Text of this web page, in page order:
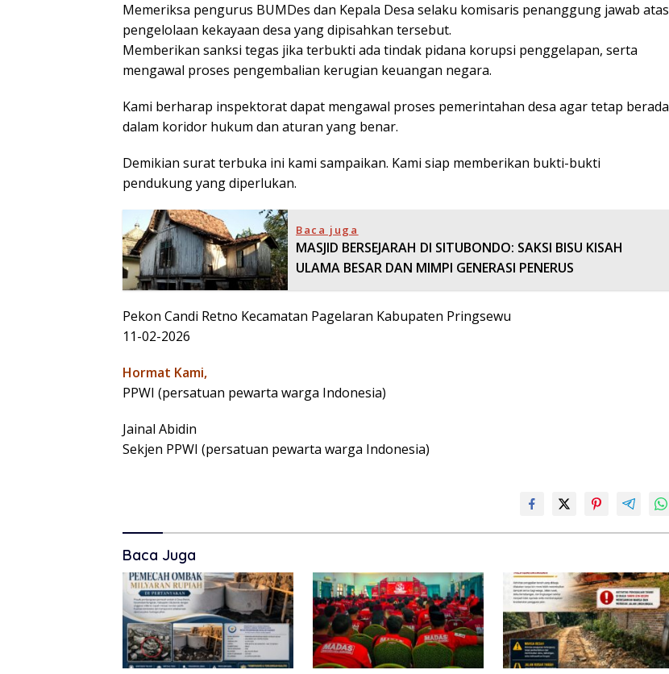
Memeriksa pengurus BUMDes dan Kepala Desa selaku komisaris penanggung jawab atas
pengelolaan kekayaan desa yang dipisahkan tersebut.
Memberikan sanksi tegas jika terbukti ada tindak pidana korupsi penggelapan, serta
mengawal proses pengembalian kerugian keuangan negara.
Kami berharap inspektorat dapat mengawal proses pemerintahan desa agar tetap berada
dalam koridor hukum dan aturan yang benar.
Demikian surat terbuka ini kami sampaikan. Kami siap memberikan bukti-bukti
pendukung yang diperlukan.
Baca juga
MASJID BERSEJARAH DI SITUBONDO: SAKSI BISU KISAH
ULAMA BESAR DAN MIMPI GENERASI PENERUS
Pekon Candi Retno Kecamatan Pagelaran Kabupaten Pringsewu
11-02-2026
Hormat Kami,
PPWI (persatuan pewarta warga Indonesia)
Jainal Abidin
Sekjen PPWI (persatuan pewarta warga Indonesia)
Baca Juga